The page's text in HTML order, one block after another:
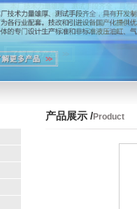
产品展示 /Product